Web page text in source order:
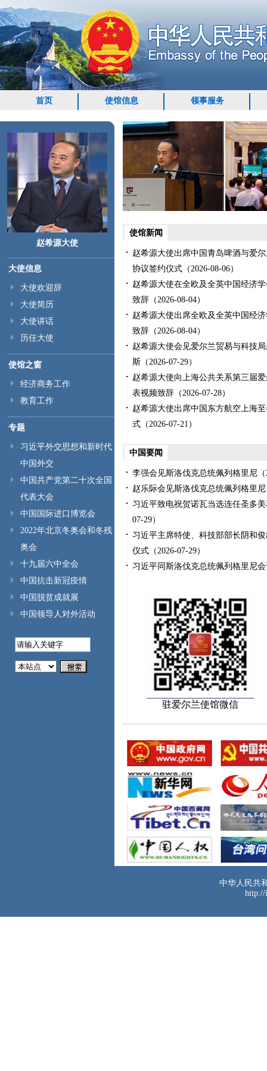
首页 使馆信息 领事服务
赵希源大使
大使信息
大使欢迎辞
大使简历
大使讲话
历任大使
使馆之窗
经济商务工作
教育工作
专题
习近平外交思想和新时代
中国外交
中国共产党第二十次全国
代表大会
中国国际进口博览会
2022年北京冬奥会和冬残
奥会
十九届六中全会
中国抗击新冠疫情
中国脱贫成就展
中国领导人对外活动
使馆新闻
赵希源大使出席中国青岛啤酒与爱
协议签约仪式 （2026-08-06）
赵希源大使在全欧及全英中国经济
致辞 （2026-08-04）
赵希源大使出席全欧及全英中国经
致辞 （2026-08-04）
赵希源大使会见爱尔兰贸易与科技
斯 （2026-07-29）
赵希源大使向上海公共关系第三届
表视频致辞 （2026-07-28）
赵希源大使出席中国东方航空上海
式 （2026-07-21）
中国要闻
李强会见斯洛伐克总统佩列格里尼
赵乐际会见斯洛伐克总统佩列格里尼
习近平致电祝贺诺瓦当选连任圣多
07-29）
习近平主席特使、科技部部长阴和
仪式 （2026-07-29）
习近平同斯洛伐克总统佩列格里尼
驻爱尔兰使馆微信
中华人民共
http://